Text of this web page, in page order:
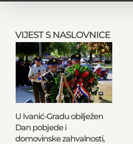
VIJEST S NASLOVNICE
U Ivanić-Gradu obilježen
Dan pobjede i
domovinske zahvalnosti,